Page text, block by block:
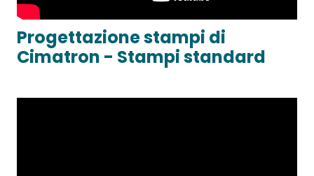
Progettazione stampi di
Cimatron - Stampi standard